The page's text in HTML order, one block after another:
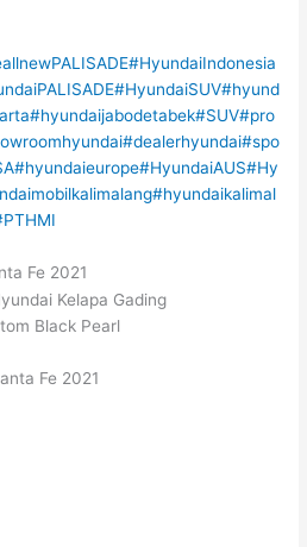
#HyundaiIndonesia
#HyundaiSUV#hyund
#hyundaijabodetabek#SUV#pro
#dealerhyundai#spo
#hyundaieurope#HyundaiAUS#Hy
#hyundaikalimal
Fe 2021
Black Pearl
Fe 2021